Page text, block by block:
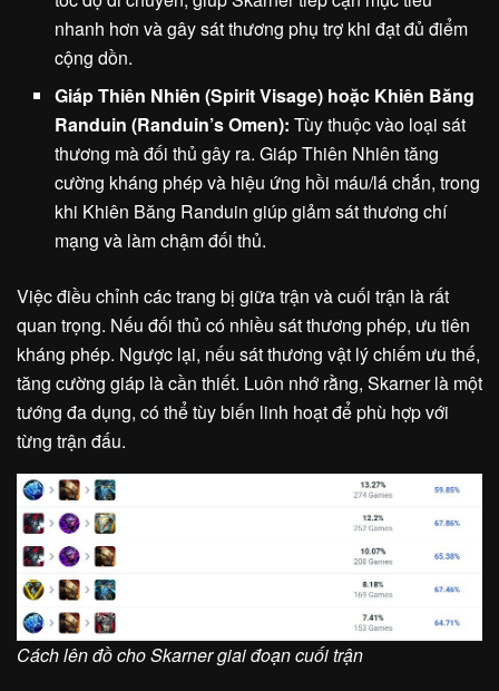
nhanh hơn và gây sát thương phụ trợ khi đạt đủ điểm
cộng dồn.
Giáp Thiên Nhiên (Spirit Visage) hoặc Khiên Băng
Randuin (Randuin’s Omen): Tùy thuộc vào loại sát
thương mà đối thủ gây ra. Giáp Thiên Nhiên tăng
cường kháng phép và hiệu ứng hồi máu/lá chắn, trong
khi Khiên Băng Randuin giúp giảm sát thương chí
mạng và làm chậm đối thủ.
Việc điều chỉnh các trang bị giữa trận và cuối trận là rất
quan trọng. Nếu đối thủ có nhiều sát thương phép, ưu tiên
kháng phép. Ngược lại, nếu sát thương vật lý chiếm ưu thế,
tăng cường giáp là cần thiết. Luôn nhớ rằng, Skarner là một
tướng đa dụng, có thể tùy biến linh hoạt để phù hợp với
từng trận đấu.
Cách lên đồ cho Skarner giai đoạn cuối trận